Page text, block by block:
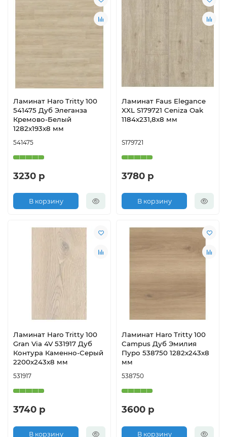
Ламинат Haro Tritty 100
541475 Дуб Элеганза
Кремово-Белый
1282x193x8 мм
541475
3230 р
В корзину
Ламинат Faus Elegance
XXL S179721 Ceniza Oak
1184х231,8х8 мм
S179721
3780 р
В корзину
Ламинат Haro Tritty 100
Gran Via 4V 531917 Дуб
Контура Каменно-Серый
2200х243х8 мм
531917
3740 р
В корзину
Ламинат Haro Tritty 100
Campus Дуб Эмилия
Пуро 538750 1282х243х8
мм
538750
3600 р
В корзину